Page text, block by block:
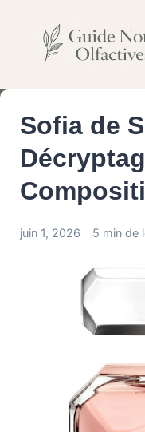
contenu
Sofia de
juin 1, 2026 5 min de